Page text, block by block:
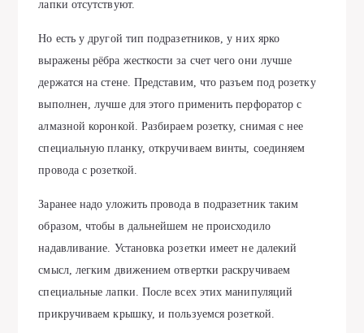
лапки отсутствуют.
Но есть у другой тип подразетников, у них ярко
выражены рёбра жесткости за счет чего они лучше
держатся на стене. Представим, что разъем под розетку
выполнен, лучше для этого применить перфоратор с
алмазной коронкой. Разбираем розетку, снимая с нее
специальную планку, откручиваем винты, соединяем
провода с розеткой.
Заранее надо уложить провода в подразетник таким
образом, чтобы в дальнейшем не происходило
надавливание. Установка розетки имеет не далекий
смысл, легким движением отвертки раскручиваем
специальные лапки. После всех этих манипуляций
прикручиваем крышку, и пользуемся розеткой.